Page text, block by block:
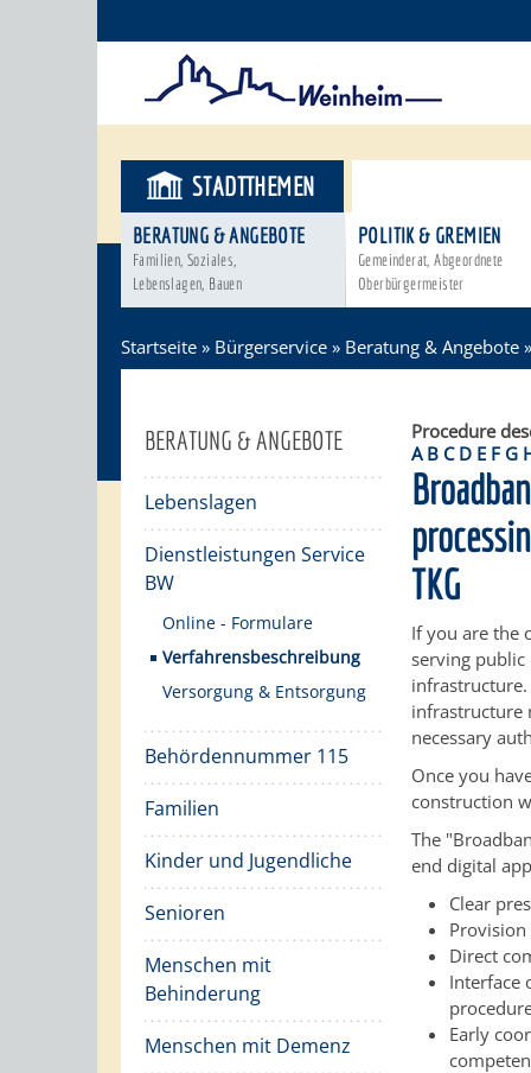
STADTTHEMEN
BERATUNG & ANGEBOTE
Familien, Soziales,
Lebenslagen, Bauen
POLITIK & GREMIEN
Gemeinderat, Abgeordnete
Oberbürgermeister
Startseite » Bürgerservice » Beratung & Angebote
BERATUNG & ANGEBOTE
Lebenslagen
Dienstleistungen Service
BW
Online - Formulare
Verfahrensbeschreibung
Versorgung & Entsorgung
Behördennummer 115
Familien
Kinder und Jugendliche
Senioren
Menschen mit
Behinderung
Menschen mit Demenz
Procedure
A B C D E F G
TKG
If you are the
serving
infrastructure
necessary
Once you
construction
The
end digital
Clear
Direct
Interface
Early